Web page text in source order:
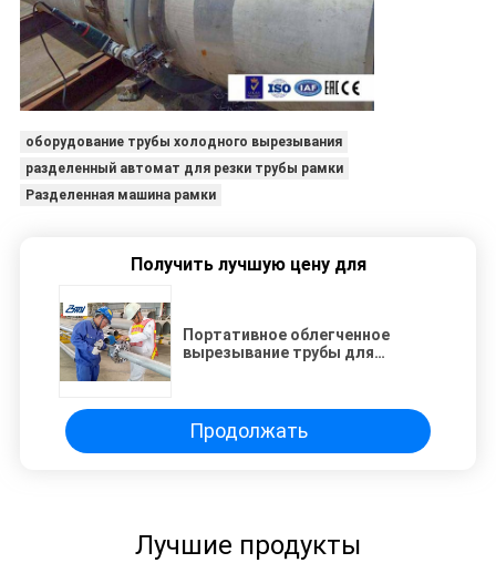
оборудование трубы холодного вырезывания
разделенный автомат для резки трубы рамки
Разделенная машина рамки
Получить лучшую цену для
Портативное облегченное
вырезывание трубы для
приобъектную машину для
конструкции
Продолжать
Лучшие продукты